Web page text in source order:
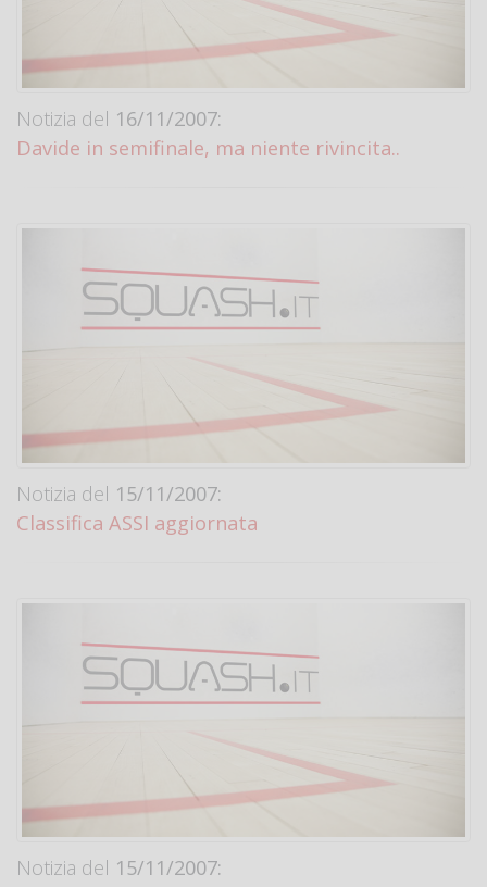
Notizia del 16/11/2007:
Davide in semifinale, ma niente rivincita..
Notizia del 15/11/2007:
Classifica ASSI aggiornata
Notizia del 15/11/2007: